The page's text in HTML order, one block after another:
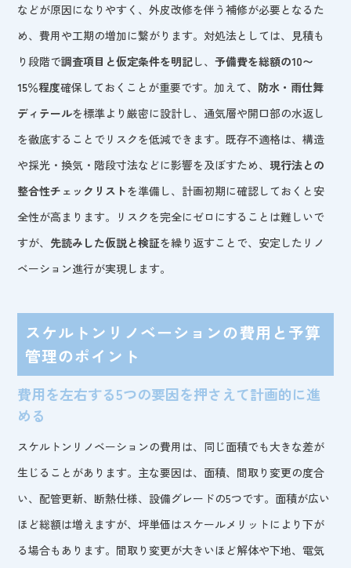
などが原因になりやすく、外皮改修を伴う補修が必要となるた
め、費用や工期の増加に繋がります。対処法としては、見積も
り段階で調査項目と仮定条件を明記し、予備費を総額の10〜
15％程度確保しておくことが重要です。加えて、 防水・雨仕舞
ディテールを標準より厳密に設計し、通気層や開口部の水返し
を徹底することでリスクを低減できます。既存不適格は、構造
や採光・換気・階段寸法などに影響を及ぼすため、 現行法との
整合性チェックリストを準備し、計画初期に確認しておくと安
全性が高まります。リスクを完全にゼロにすることは難しいで
すが、 先読みした仮説と検証を繰り返すことで、安定したリノ
ベーション進行が実現します。
スケルトンリノベーションの費用と予算
管理のポイント
費用を左右する5つの要因を押さえて計画的に進
める
スケルトンリノベーションの費用は、同じ面積でも大きな差が
生じることがあります。主な要因は、面積、間取り変更の度合
い、配管更新、断熱仕様、設備グレードの5つです。面積が広い
ほど総額は増えますが、坪単価はスケールメリットにより下が
る場合もあります。間取り変更が大きいほど解体や下地、電気